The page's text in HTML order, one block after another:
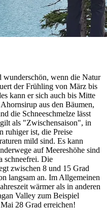
wunderschön, wenn die Natur
der Frühling von März bis
kann er sich auch bis Mitte
aus den Bäumen,
die Schneeschmelze lässt
als "Zwischensaison", in
ruhiger ist, die Preise
mild sind. Es kann
auf Meereshöhe sind
schneefrei. Die
zwischen 8 und 15 Grad
langsam an. Im Allgemeinen
wärmer als in anderen
Valley zum Beispiel
28 Grad erreichen!